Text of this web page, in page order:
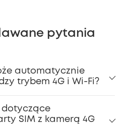
pytania
automatycznie
trybem 4G i Wi-Fi?
dotyczące
SIM z kamerą 4G